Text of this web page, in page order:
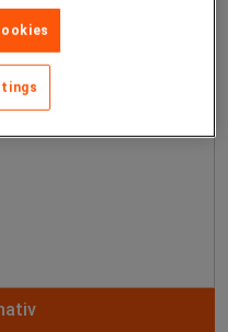
40 L, Öppning:
Soptunna